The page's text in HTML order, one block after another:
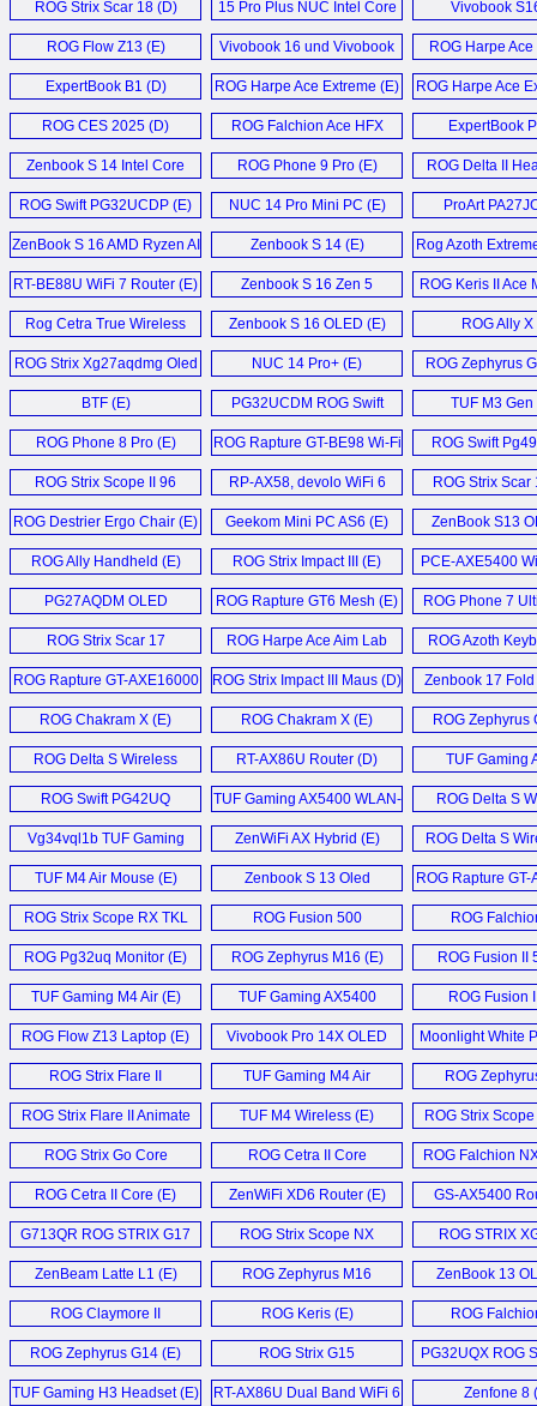
ROG Strix Scar 18 (D)
15 Pro Plus NUC Intel Core
Ultra 9 285H Mini PC (E)
Vivobook
ROG Flow Z13 (E)
Vivobook 16 und Vivobook
18 (D)
ROG Harpe
ExpertBook B1 (D) ROG Harpe Ace Extreme (E) ROG Harpe Ace
ROG CES 2025 (D)
ROG Falchion Ace HFX
Keyboard (E)
ExpertBook
Zenbook S 14 Intel Core
Ultra 7 258V Laptop (E)
ROG Phone 9 Pro (E) ROG Delta II
ROG Swift PG32UCDP (E) NUC 14 Pro Mini PC (E) ProArt
ZenBook S 16 AMD Ryzen AI
9 HX 370 Laptop (E)
Zenbook S 14 (E)
Rog Azoth
Keyboard
RT-BE88U WiFi 7 Router (E)
Zenbook S 16 Zen 5
Laptop (E)
ROG Keris II Ace
Rog Cetra True Wireless
SpeedNova IEMs (E)
Zenbook S 16 OLED (E) ROG Ally X
ROG Strix Xg27aqdmg Oled
Monitor (E)
NUC 14 Pro+ (E)
ROG Zephyrus
Gaming
BTF (E)
PG32UCDM ROG Swift
Oled (E)
TUF M3 Gen
ROG Phone 8 Pro (E)
ROG Rapture GT-BE98 Wi-Fi
7 (E)
ROG Swift
ROG Strix Scope II 96
Wireless Gaming
Keyboard (E)
RP-AX58, devolo WiFi 6
Repeater 5400, AVM
FRITZ!Repeater 6000
Repeater (D)
ROG Strix Scar
Laptop
ROG Destrier Ergo Chair (E)
Geekom Mini PC AS6 (E) ZenBook S13
ROG Ally Handheld (E) ROG Strix Impact III (E) PCE-AXE5400
PG27AQDM OLED
Monitor (E)
ROG Rapture GT6 Mesh (E) ROG Phone 7
ROG Strix Scar 17
Laptop (E)
ROG Harpe Ace Aim Lab
Edition (E)
ROG Azoth
ROG Rapture GT-AXE16000
Router (E)
ROG Strix Impact III Maus (D) Zenbook 17
ROG Chakram X (E) ROG Chakram X (E) ROG Zephyrus
ROG Delta S Wireless
Gaming Headset (E)
RT-AX86U Router (D) TUF Gaming
ROG Swift PG42UQ
Monitor (E)
TUF Gaming AX5400 WLAN-
Router (D)
ROG Delta S
Headset
Vg34vql1b TUF Gaming
Monitor (D)
ZenWiFi AX Hybrid (E) ROG Delta S
TUF M4 Air Mouse (E)
Zenbook S 13 Oled
Laptop (E)
ROG Rapture GT-
router
ROG Strix Scope RX TKL
Deluxe Wireless (E)
ROG Fusion 500
Headset (D)
ROG
Mechanical
ROG Pg32uq Monitor (E)
ROG Zephyrus M16 (E) ROG Fusion II
TUF Gaming M4 Air (E)
TUF Gaming AX5400
Router (E)
ROG Fusion
Headset
ROG Flow Z13 Laptop (E)
Vivobook Pro 14X OLED
Notebook (D)
Moonlight White
Collection
ROG Strix Flare II
Animate (E)
TUF Gaming M4 Air
Mouse (E)
ROG
Laptop
ROG Strix Flare II Animate
Keyboard (E)
TUF M4 Wireless (E)
ROG Strix
Mouse
ROG Strix Go Core
Headset (E)
ROG Cetra II Core
Headset (E)
ROG Falchion
Keyboard
ROG Cetra II Core (E)
ZenWiFi XD6 Router (E) GS-AX5400
G713QR ROG STRIX G17
Laptop (E)
ROG Strix Scope NX
Keyboard (E)
ROG STRIX
Monitor
ZenBeam Latte L1 (E)
ROG Zephyrus M16
Laptop (E)
ZenBook 13
ROG Claymore II
Keyboard (E)
ROG Keris (E) ROG
ROG Zephyrus G14 (E)
ROG Strix G15
Advantage (E)
PG32UQX ROG
Monitor
TUF Gaming H3 Headset (E)
RT-AX86U Dual Band WiFi 6
Zenfone 8